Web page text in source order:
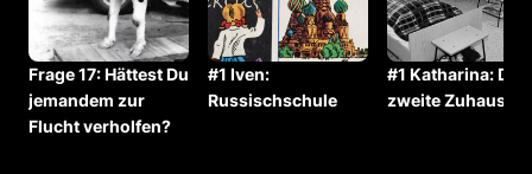
Frage 17: ⁠⁠Hättest Du
jemandem zur
Flucht verholfen?
#1 Iven:
Russischschule
#1 Katharina: Das
zweite Zuhause